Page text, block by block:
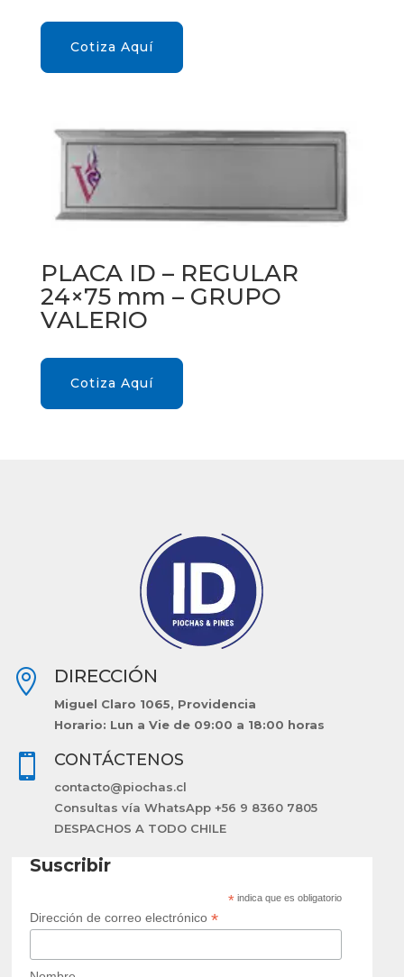
Cotiza Aquí
PLACA ID – REGULAR
24×75 mm – GRUPO
VALERIO
Cotiza Aquí
 DIRECCIÓN
Miguel Claro 1065, Providencia
Horario: Lun a Vie de 09:00 a 18:00 horas
 CONTÁCTENOS
contacto@piochas.cl
Consultas vía WhatsApp +56 9 8360 7805
DESPACHOS A TODO CHILE
Suscribir
* indica que es obligatorio
Dirección de correo electrónico*